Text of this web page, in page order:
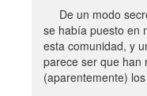
De un modo
se había puesto en
esta comunidad, y
parece ser que han
(aparentemente)